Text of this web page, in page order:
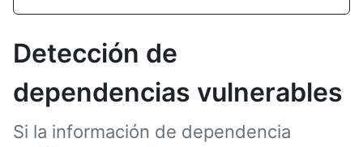
Detección de
dependencias vulnerables
Si la información de dependencia